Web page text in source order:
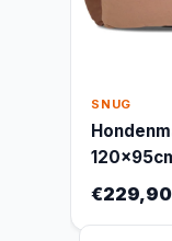
SNUG
€229,90